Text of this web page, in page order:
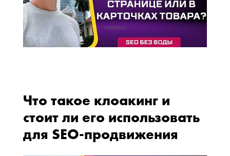
Что такое клоакинг и
стоит ли его использовать
для SEO-продвижения